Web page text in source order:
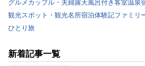
グルメ カップル・夫婦露天風呂付き客室温泉
観光スポット・観光名所宿泊体験記ファミリ
ひとり旅
新着記事一覧